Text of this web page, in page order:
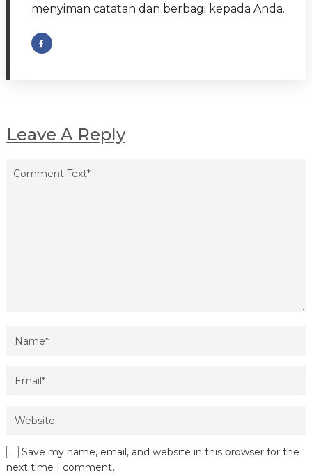
menyiman catatan dan berbagi kepada Anda.
Leave A Reply
Save my name, email, and website in this browser for the
next time I comment.